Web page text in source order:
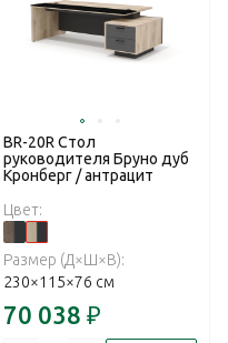
BR-20R Стол
руководителя Бруно дуб
Кронберг / антрацит
Цвет:
Размер (Д×Ш×В):
230×115×76 см
70 038 ₽